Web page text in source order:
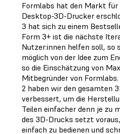
Formlabs hat den Markt für
Desktop-3D-Drucker
3 hat sich zu einem
Form 3+ ist die nächste
Nutzer:innen helfen soll, so
möglich von der Idee zum
so die Einschätzung von
Mitbegründer von
2 haben wir den gesamten
verbessert, um die
Teilen einfacher denn je zu
des 3D-Drucks setzt
einfach zu bedienen und